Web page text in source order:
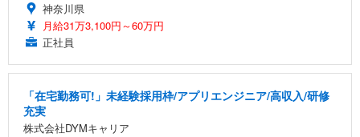
神奈川県
月給31万3,100円～60万円
正社員
「在宅勤務可!」未経験採用枠/アプリエンジニア/高収入/研修
充実
株式会社DYMキャリア